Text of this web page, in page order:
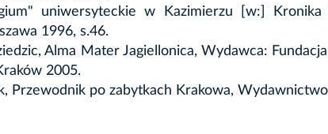
uniwersyteckie w Kazimierzu [w:]
1996, s.46.
Alma Mater Jagiellonica, Wydawca:
2005.
Przewodnik po zabytkach Krakowa,